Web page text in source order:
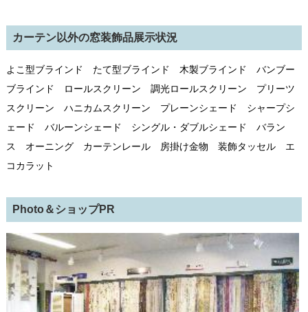
カーテン以外の窓装飾品展示状況
よこ型ブラインド たて型ブラインド 木製ブラインド バンブー
ブラインド ロールスクリーン 調光ロールスクリーン プリーツ
スクリーン ハニカムスクリーン プレーンシェード シャープシ
ェード バルーンシェード シングル・ダブルシェード バラン
ス オーニング カーテンレール 房掛け金物 装飾タッセル エ
コカラット
Photo＆ショップPR